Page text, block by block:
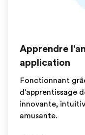
Apprendre
application
Fonctionnant
d'apprentissage
innovante,
amusante.